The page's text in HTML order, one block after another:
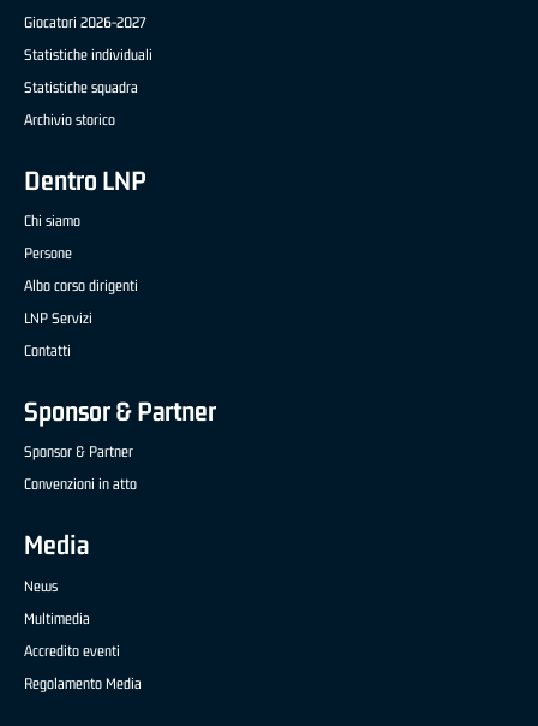
Giocatori 2026-2027
Statistiche individuali
Statistiche squadra
Archivio storico
Dentro LNP
Chi siamo
Persone
Albo corso dirigenti
LNP Servizi
Contatti
Sponsor & Partner
Sponsor & Partner
Convenzioni in atto
Media
News
Multimedia
Accredito eventi
Regolamento Media